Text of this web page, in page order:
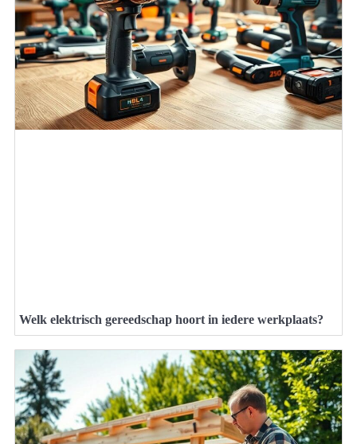
Welk elektrisch gereedschap hoort in iedere werkplaats?